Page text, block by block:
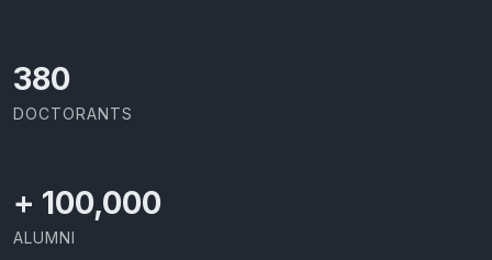
426
DOCTORANTS
+ 100,000
ALUMNI